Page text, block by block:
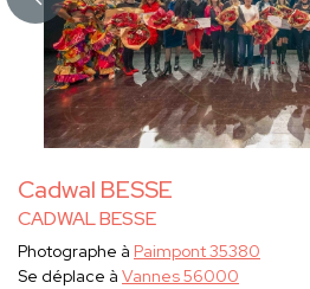
Cadwal BESSE
CADWAL BESSE
Photographe à Paimpont 35380
Se déplace à Vannes 56000